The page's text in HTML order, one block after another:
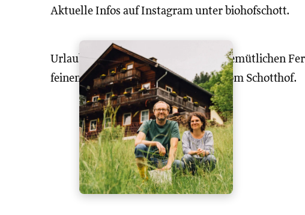
Aktuelle Infos auf Instagram unter biohofschott.
Urlaub inmitten der Natur in einer gemütlichen
feinen biologischen Köstlichkeiten vom Schotthof.